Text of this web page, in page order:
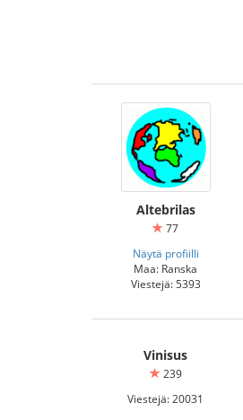
Altebrilas
77
Näytä profiilli
Maa: Ranska
Viestejä: 5393
Vinisus
239
Viestejä: 20031